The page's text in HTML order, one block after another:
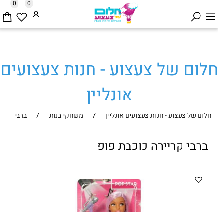
0 0
חלום של צעצוע - חנות צעצועים
אונליין
חלום של צעצוע - חנות צעצועים אונליין / משחקי בנות / ברבי
ברבי קריירה כוכבת פופ